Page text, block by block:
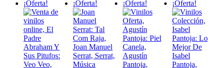
¡Oferta! ¡Oferta! ¡Oferta! ¡Oferta!